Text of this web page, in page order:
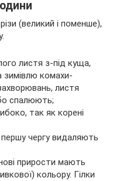
(великий і поменше),
листя з-під куща,
комахи-
листя
спалюють;
так як корені
першу чергу видаляють
нові прирости мають
кольору. Гілки